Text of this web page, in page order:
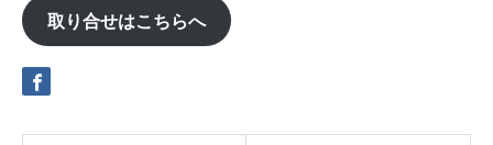
取り合せはこちらへ